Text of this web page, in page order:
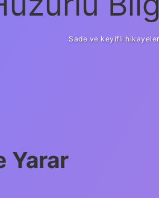
Sade ve keyifli
Yarar